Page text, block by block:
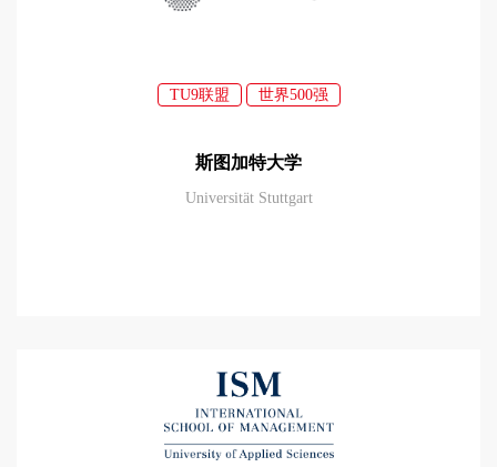
TU9联盟 世界500强
斯图加特大学
Universität Stuttgart